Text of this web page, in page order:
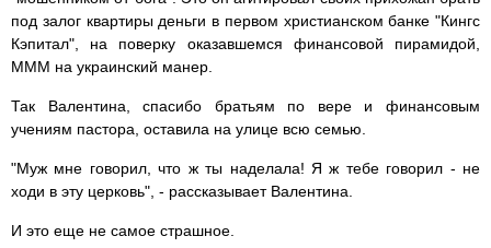
под залог квартиры деньги в первом христианском банке "Кингс
Кэпитал", на поверку оказавшемся финансовой пирамидой,
МММ на украинский манер.
Так Валентина, спасибо братьям по вере и финансовым
учениям пастора, оставила на улице всю семью.
"Муж мне говорил, что ж ты наделала! Я ж тебе говорил - не
ходи в эту церковь", - рассказывает Валентина.
И это еще не самое страшное.